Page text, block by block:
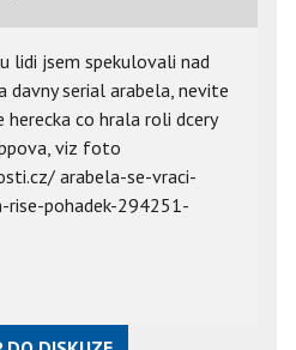
lidi jsem spekulovali nad
davny serial arabela, nevite
herecka co hrala roli dcery
viz foto
arabela-se-vraci-
rise-pohadek-294251-